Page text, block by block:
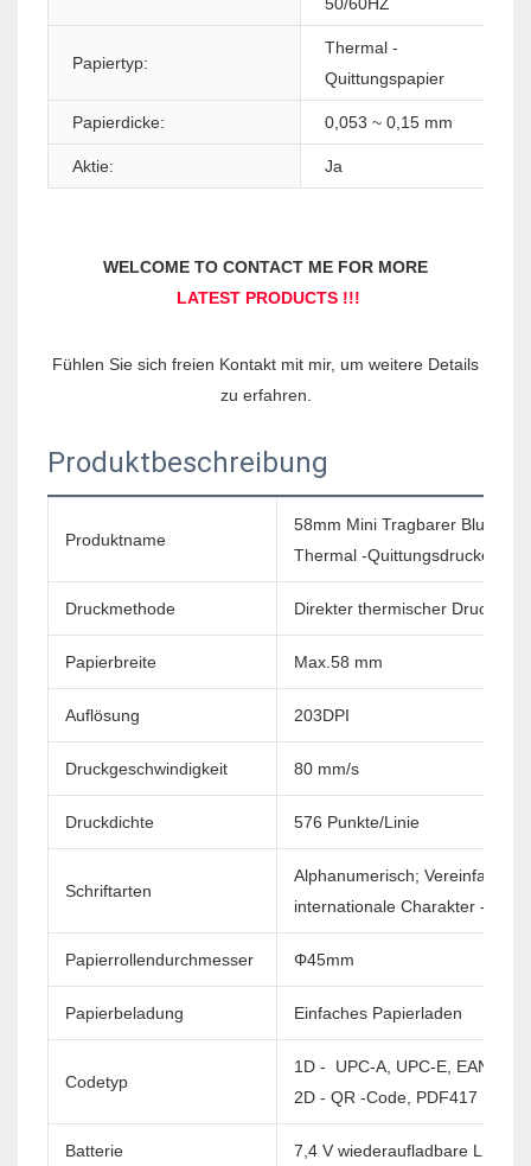
Papiertyp:
Thermal -
Quittungspapier
Papierdicke: 0,053 ~ 0,15 mm
Aktie: Ja
Fühlen Sie sich freien Kontakt mit mir, um weitere Details
Produktbeschreibung
Produktname
58mm Mini Tragbarer
Thermal -Quittungsdrucker
Druckmethode Direkter thermischer Druck
Papierbreite Max.58 mm
Auflösung 203DPI
Druckgeschwindigkeit 80 mm/s
Druckdichte 576 Punkte/Linie
Schriftarten
Alphanumerisch;
internationale Charakter -Sets
Papierrollendurchmesser Φ45mm
Papierbeladung Einfaches Papierladen
Codetyp
1D - UPC-A, UPC-E, EAN-8,
2D - QR -Code, PDF417
Batterie 7,4 V wiederaufladbare Li-